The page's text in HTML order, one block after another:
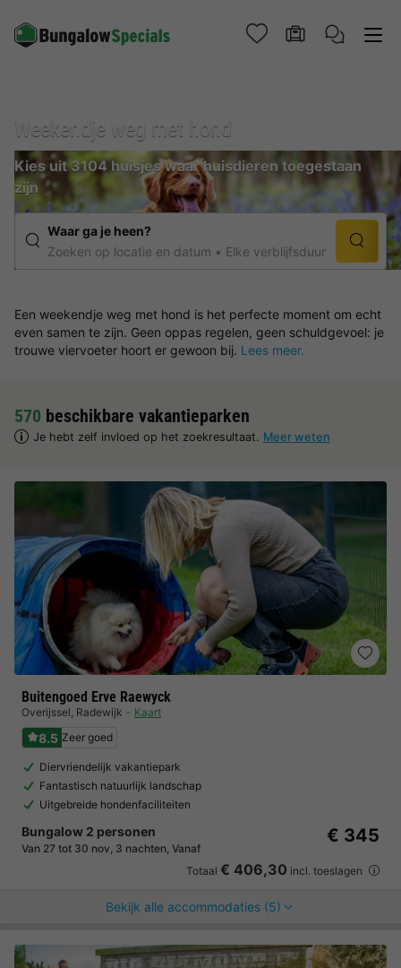
Weekendje weg met hond
Kies uit 3104 huisjes waar huisdieren toegestaan
zijn
Waar ga je heen?
Zoeken op locatie en datum
Elke verblijfsduur
Een weekendje weg met hond is het perfecte moment om echt
even samen te zijn. Geen oppas regelen, geen schuldgevoel: je
trouwe viervoeter hoort er gewoon bij. Lees meer.
570 beschikbare vakantieparken
Je hebt zelf invloed op het zoekresultaat. Meer weten
Buitengoed Erve Raewyck
Overijssel, Radewijk Kaart
8.5 Zeer goed
Diervriendelijk vakantiepark
Fantastisch natuurlijk landschap
Uitgebreide hondenfaciliteiten
Bungalow 2 personen
Van 27 tot 30 nov, 3 nachten, Vanaf
€ 345
Totaal € 406,30 incl. toeslagen
Bekijk alle accommodaties (5)